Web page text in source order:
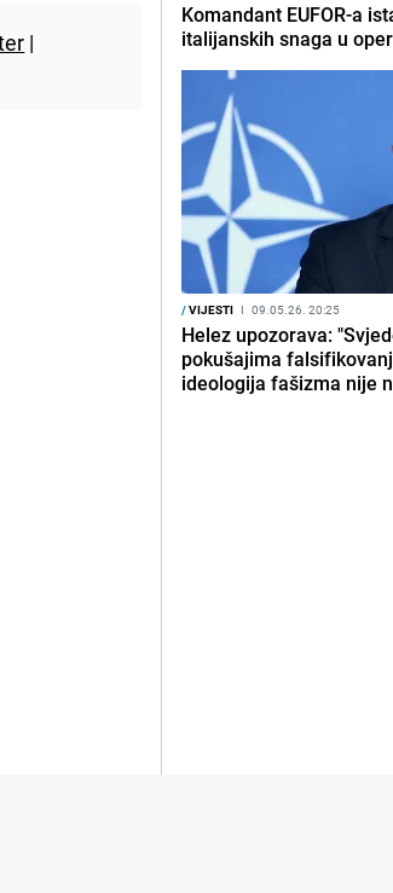
|
Komandant EUFOR-a
italijanskih snaga u
/VIJESTI I 09.05.26. 20:25
Helez upozorava:
pokušajima
ideologija fašizma nije